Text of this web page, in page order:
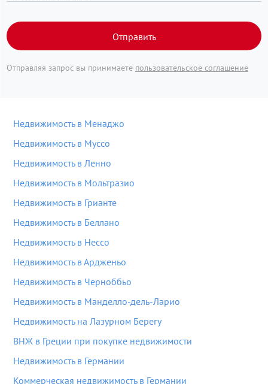
Отправить
Отправляя запрос вы принимаете пользовательское соглашение
Недвижимость в Менаджо
Недвижимость в Муссо
Недвижимость в Ленно
Недвижимость в Мольтразио
Недвижимость в Грианте
Недвижимость в Беллано
Недвижимость в Нессо
Недвижимость в Ардженьо
Недвижимость в Черноббьо
Недвижимость в Манделло-дель-Ларио
Недвижимость на Лазурном Берегу
ВНЖ в Греции при покупке недвижимости
Недвижимость в Германии
Коммерческая недвижимость в Германии